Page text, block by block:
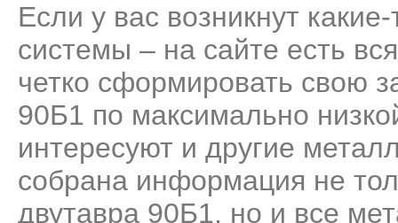
Если у вас возникнут
системы – на сайте есть
четко сформировать свою
90Б1 по максимально
интересуют и другие
собрана информация не
двутавра 90Б1, но и все